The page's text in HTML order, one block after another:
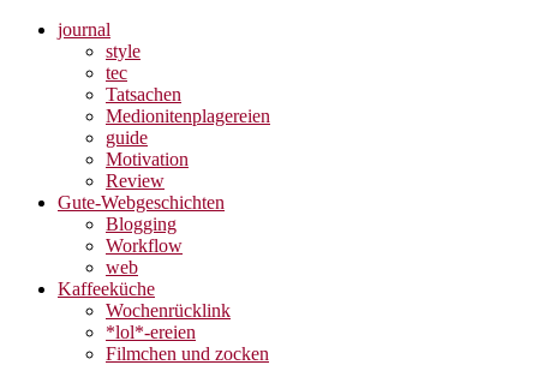
journal
style
tec
Tatsachen
Medionitenplagereien
guide
Motivation
Review
Gute-Webgeschichten
Blogging
Workflow
web
Kaffeeküche
Wochenrücklink
*lol*-ereien
Filmchen und zocken